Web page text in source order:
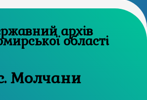
архів
області
Молчани